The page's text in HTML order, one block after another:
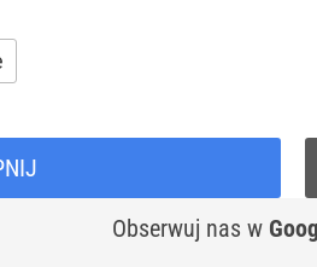
Obserwuj nas w